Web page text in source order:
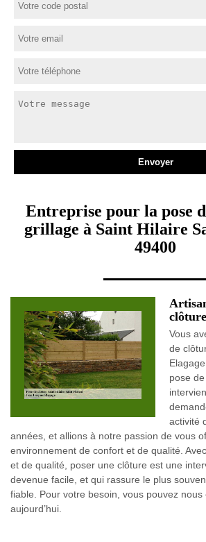
Entreprise pour la pose
grillage à Saint Hilaire
49400
Vous
de
pose
activité
années, et allions à notre passion de vous
environnement de confort et de qualité.
et de qualité, poser une clôture est une
devenue facile, et qui rassure le plus
fiable. Pour votre besoin, vous pouvez nous
aujourd’hui.